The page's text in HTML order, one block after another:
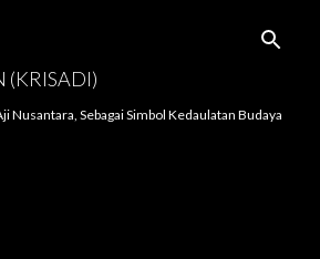
(KRISADI)
Nusantara, Sebagai Simbol Kedaulatan Budaya